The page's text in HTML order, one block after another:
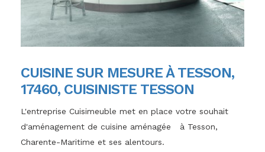
CUISINE SUR MESURE À TESSON,
17460, CUISINISTE TESSON
L'entreprise Cuisimeuble met en place votre souhait
d'aménagement de cuisine aménagée à Tesson,
Charente-Maritime et ses alentours.